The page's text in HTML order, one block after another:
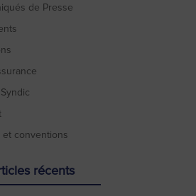
de Presse
et conventions
récents